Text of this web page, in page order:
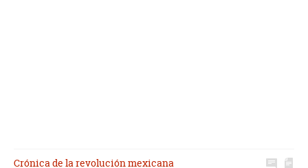
Crónica de la revolución mexicana